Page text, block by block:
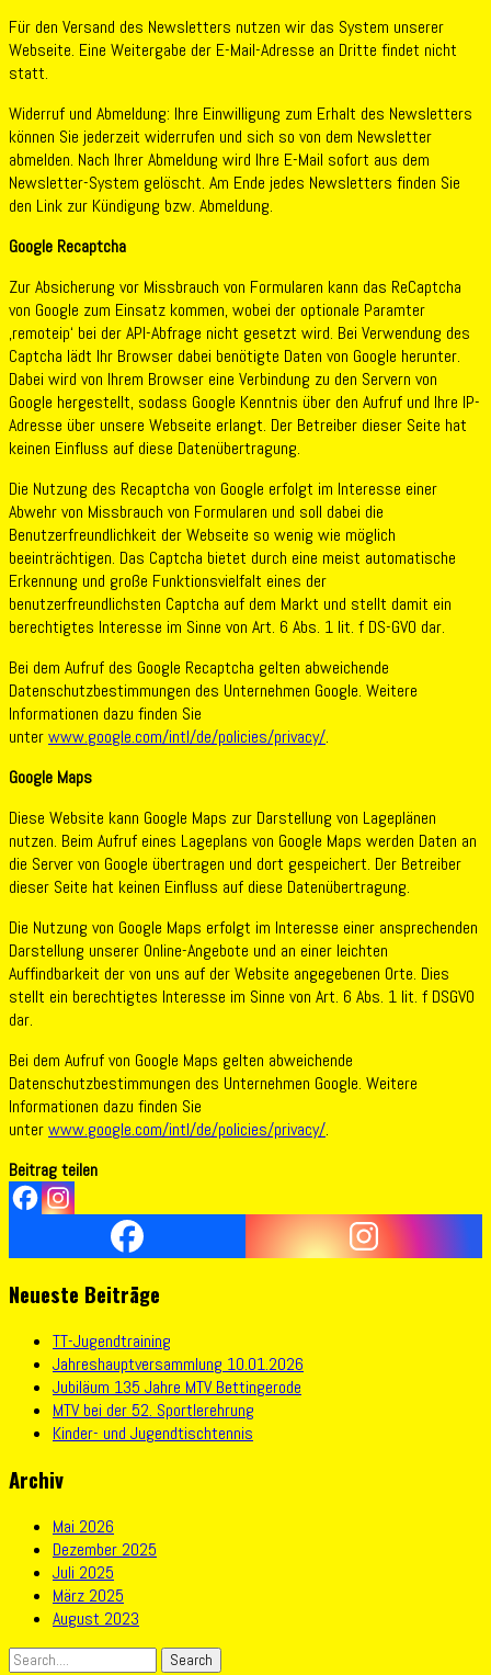
Für den Versand des Newsletters nutzen wir das System unserer
Webseite. Eine Weitergabe der E-Mail-Adresse an Dritte findet nicht
statt.
Widerruf und Abmeldung: Ihre Einwilligung zum Erhalt des Newsletters
können Sie jederzeit widerrufen und sich so von dem Newsletter
abmelden. Nach Ihrer Abmeldung wird Ihre E-Mail sofort aus dem
Newsletter-System gelöscht. Am Ende jedes Newsletters finden Sie
den Link zur Kündigung bzw. Abmeldung.
Google Recaptcha
Zur Absicherung vor Missbrauch von Formularen kann das ReCaptcha
von Google zum Einsatz kommen, wobei der optionale Paramter
‚remoteip‘ bei der API-Abfrage nicht gesetzt wird. Bei Verwendung des
Captcha lädt Ihr Browser dabei benötigte Daten von Google herunter.
Dabei wird von Ihrem Browser eine Verbindung zu den Servern von
Google hergestellt, sodass Google Kenntnis über den Aufruf und Ihre IP-
Adresse über unsere Webseite erlangt. Der Betreiber dieser Seite hat
keinen Einfluss auf diese Datenübertragung.
Die Nutzung des Recaptcha von Google erfolgt im Interesse einer
Abwehr von Missbrauch von Formularen und soll dabei die
Benutzerfreundlichkeit der Webseite so wenig wie möglich
beeinträchtigen. Das Captcha bietet durch eine meist automatische
Erkennung und große Funktionsvielfalt eines der
benutzerfreundlichsten Captcha auf dem Markt und stellt damit ein
berechtigtes Interesse im Sinne von Art. 6 Abs. 1 lit. f DS-GVO dar.
Bei dem Aufruf des Google Recaptcha gelten abweichende
Datenschutzbestimmungen des Unternehmen Google. Weitere
Informationen dazu finden Sie
unterwww.google.com/intl/de/policies/privacy/.
Google Maps
Diese Website kann Google Maps zur Darstellung von Lageplänen
nutzen. Beim Aufruf eines Lageplans von Google Maps werden Daten an
die Server von Google übertragen und dort gespeichert. Der Betreiber
dieser Seite hat keinen Einfluss auf diese Datenübertragung.
Die Nutzung von Google Maps erfolgt im Interesse einer ansprechenden
Darstellung unserer Online-Angebote und an einer leichten
Auffindbarkeit der von uns auf der Website angegebenen Orte. Dies
stellt ein berechtigtes Interesse im Sinne von Art. 6 Abs. 1 lit. f DSGVO
dar.
Bei dem Aufruf von Google Maps gelten abweichende
Datenschutzbestimmungen des Unternehmen Google. Weitere
Informationen dazu finden Sie
unterwww.google.com/intl/de/policies/privacy/.
Beitrag teilen
Neueste Beiträge
TT-Jugendtraining
Jahreshauptversammlung 10.01.2026
Jubiläum 135 Jahre MTV Bettingerode
MTV bei der 52. Sportlerehrung
Kinder- und Jugendtischtennis
Archiv
Mai 2026
Dezember 2025
Juli 2025
März 2025
August 2023